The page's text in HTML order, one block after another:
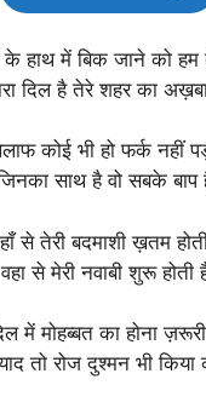
के हाथ में बिक जाने को हम
दिल है तेरे शहर का
कोई भी हो फर्क नहीं
साथ है वो सबके बाप
से तेरी बदमाशी ख़तम
वहा से मेरी नवाबी शुरू होती
में मोहब्बत का होना
तो रोज दुश्मन भी